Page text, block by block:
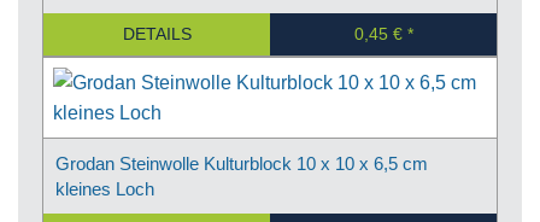
DETAILS 0,45 €
Grodan Steinwolle Kulturblock 10 x 10 x 6,5 cm
kleines Loch